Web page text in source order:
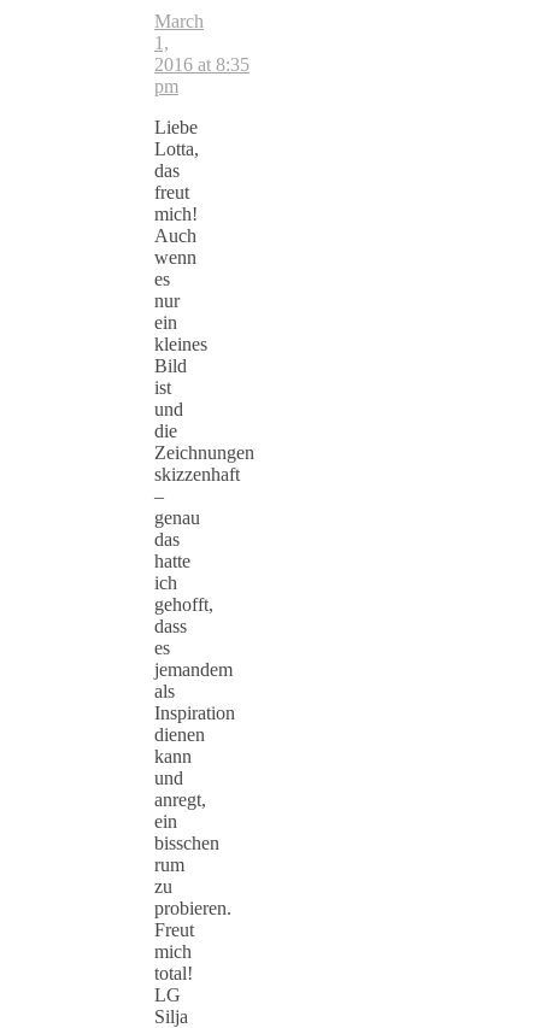
March
1,
2016 at 8:35
pm
Liebe
Lotta,
das
freut
mich!
Auch
wenn
es
nur
ein
kleines
Bild
ist
und
die
Zeichnungen
skizzenhaft
–
genau
das
hatte
ich
gehofft,
dass
es
jemandem
als
Inspiration
dienen
kann
und
anregt,
ein
bisschen
rum
zu
probieren.
Freut
mich
total!
LG
Silja